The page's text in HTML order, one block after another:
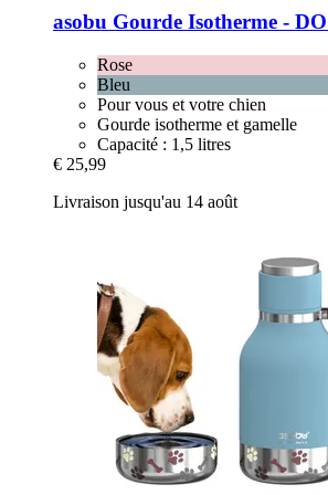
asobu Gourde Isotherme -​
Rose
Bleu
Pour vous et votre chien
Gourde isotherme et gamelle
Capacité : 1,5 litres
€ 25,99
Livraison jusqu'au 14 août